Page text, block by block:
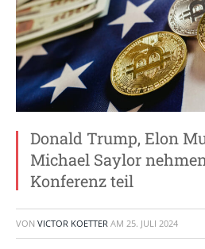
Donald Trump, Elon
Michael Saylor
Konferenz teil
VON VICTOR KOETTER AM 25. JULI 2024